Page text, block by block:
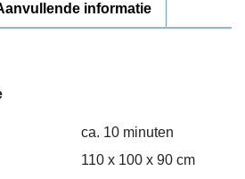
informatie
ca. 10 minuten
110 x 100 x 90 cm